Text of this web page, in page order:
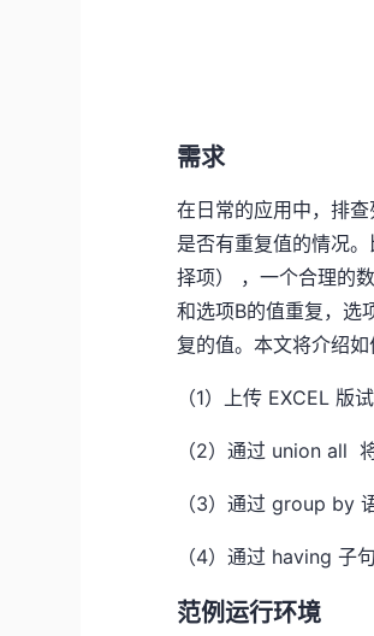
需求
在日常的应用中，排
是否有重复值的情况
择项） ，一个合理的
和选项B的值重复，选
复的值。本文将介绍
（1）上传 EXCEL 版
（2）通过 union all
（3）通过 group by
（4）通过 having 子
范例运行环境